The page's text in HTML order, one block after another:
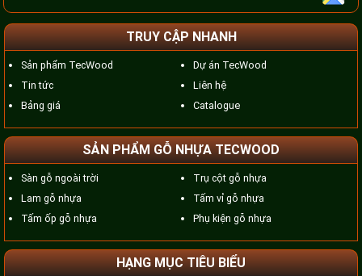
TRUY CẬP NHANH
Sản phẩm TecWood
Tin tức
Bảng giá
Dự án TecWood
Liên hệ
Catalogue
SẢN PHẨM GỖ NHỰA TECWOOD
Sàn gỗ ngoài trời
Lam gỗ nhựa
Tấm ốp gỗ nhựa
Trụ cột gỗ nhựa
Tấm vỉ gỗ nhựa
Phụ kiện gỗ nhựa
HẠNG MỤC TIÊU BIỂU